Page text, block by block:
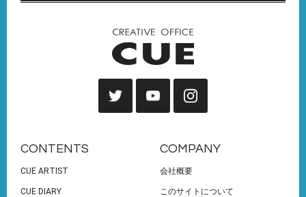
CONTENTS
CUE ARTIST
CUE DIARY
COMPANY
会社概要
このサイトについて